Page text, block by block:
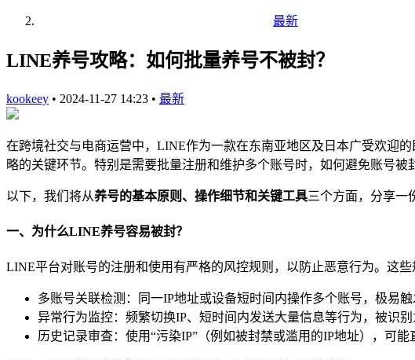
最新
LINE养号攻略：如何批量养号不被封？
kookeey • 2024-11-27 14:23 • 最新
在跨境社交与电商运营中，LINE作为一款在东南亚地区及日本广受欢迎
略的关键环节。特别是需要批量注册和维护多个账号时，如何避免账号被
以下，我们将从养号的基本原则、操作细节和关键工具三个方面，分享一
一、为什么LINE养号容易被封？
LINE平台对账号的注册和使用有严格的风控规则，以防止恶意行为。这些
多账号关联检测：同一IP地址或设备短时间内操作多个账号，极易触
异常行为监控：频繁切换IP、短时间内发送大量信息等行为，被识别
历史记录审查：使用“污染IP”（例如被封禁或滥用的IP地址），可能